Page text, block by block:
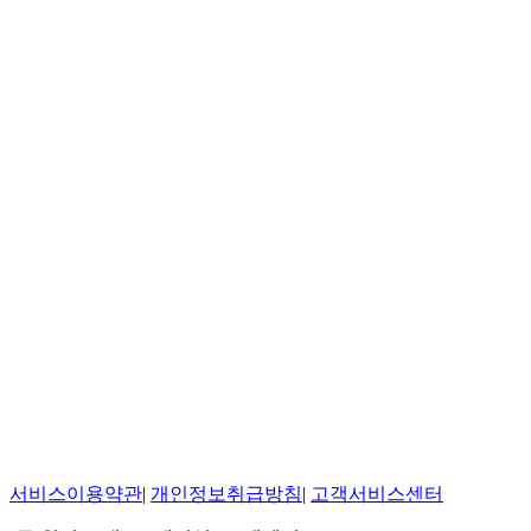
서비스이용약관| 개인정보취급방침| 고객서비스센터